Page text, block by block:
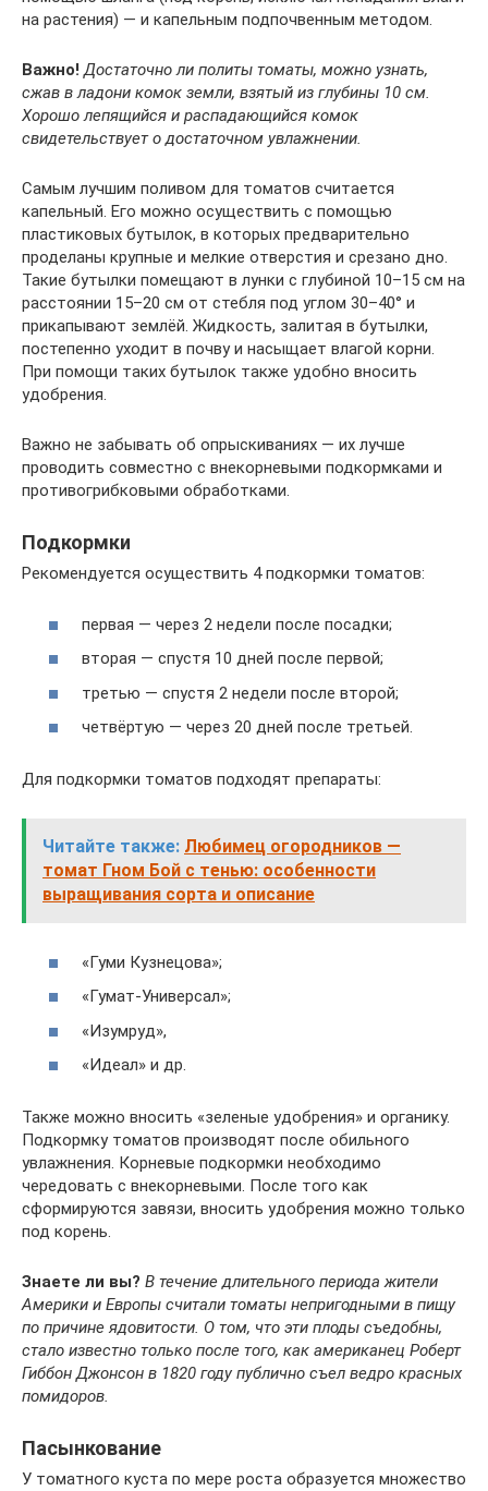
на растения) — и капельным подпочвенным методом.
Важно! Достаточно ли политы томаты, можно узнать,
сжав в ладони комок земли, взятый из глубины 10 см.
Хорошо лепящийся и распадающийся комок
свидетельствует о достаточном увлажнении.
Самым лучшим поливом для томатов считается
капельный. Его можно осуществить с помощью
пластиковых бутылок, в которых предварительно
проделаны крупные и мелкие отверстия и срезано дно.
Такие бутылки помещают в лунки с глубиной 10–15 см на
расстоянии 15–20 см от стебля под углом 30–40° и
прикапывают землёй. Жидкость, залитая в бутылки,
постепенно уходит в почву и насыщает влагой корни.
При помощи таких бутылок также удобно вносить
удобрения.
Важно не забывать об опрыскиваниях — их лучше
проводить совместно с внекорневыми подкормками и
противогрибковыми обработками.
Подкормки
Рекомендуется осуществить 4 подкормки томатов:
первая — через 2 недели после посадки;
вторая — спустя 10 дней после первой;
третью — спустя 2 недели после второй;
четвёртую — через 20 дней после третьей.
Для подкормки томатов подходят препараты:
Читайте также: Любимец огородников —
томат Гном Бой с тенью: особенности
выращивания сорта и описание
«Гуми Кузнецова»;
«Гумат-Универсал»;
«Изумруд»,
«Идеал» и др.
Также можно вносить «зеленые удобрения» и органику.
Подкормку томатов производят после обильного
увлажнения. Корневые подкормки необходимо
чередовать с внекорневыми. После того как
сформируются завязи, вносить удобрения можно только
под корень.
Знаете ли вы? В течение длительного периода жители
Америки и Европы считали томаты непригодными в пищу
по причине ядовитости. О том, что эти плоды съедобны,
стало известно только после того, как американец Роберт
Гиббон Джонсон в 1820 году публично съел ведро красных
помидоров.
Пасынкование
У томатного куста по мере роста образуется множество